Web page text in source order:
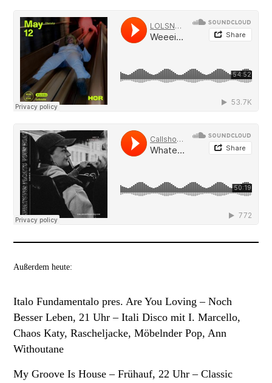
Außerdem heute:
Italo Fundamentalo pres. Are You Loving – Noch
Besser Leben, 21 Uhr – Itali Disco mit I. Marcello,
Chaos Katy, Rascheljacke, Möbelnder Pop, Ann
Withoutane
My Groove Is House– Frühauf, 22 Uhr – Classic